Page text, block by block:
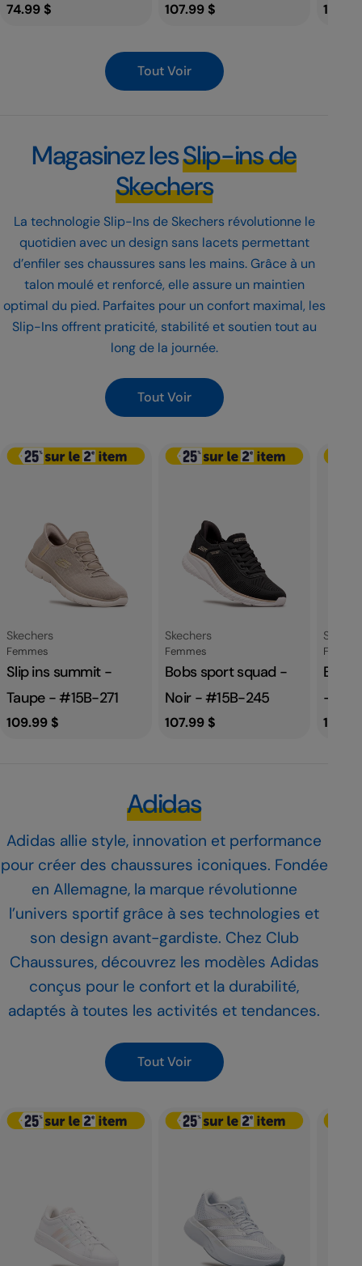
42
Prix
74.99 $
Prix
habituel
107.99 $
Prix
Tout Voir
Magasinez lesSlip-ins de
Skechers
La technologie Slip-Ins de Skechers révolutionne le
quotidien avec un design sans lacets permettant
d’enfiler ses chaussures sans les mains. Grâce à un
talon moulé et renforcé, elle assure un maintien
optimal du pied. Parfaites pour un confort maximal, les
Slip-Ins offrent praticité, stabilité et soutien tout au
long de la journée.
Tout Voir
Fournisseur:
Skechers
Catégorie
Femmes
Slip ins summit -
Taupe - #15B-271
Prix
109.99 $
Fournisseur:
Skechers
Catégorie
Femmes
Bobs sport squad -
Noir - #15B-245
Prix
107.99 $
Bobs
-
Prix
Adidas
Adidas allie style, innovation et performance
pour créer des chaussures iconiques. Fondée
en Allemagne, la marque révolutionne
l’univers sportif grâce à ses technologies et
son design avant-gardiste. Chez Club
Chaussures, découvrez les modèles Adidas
conçus pour le confort et la durabilité,
adaptés à toutes les activités et tendances.
Tout Voir